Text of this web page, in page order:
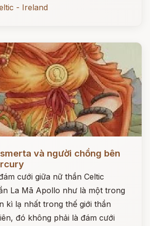
- Ireland
và người chồng bên
cưới giữa nữ thần Celtic
La Mã Apollo như là một trong
kì lạ nhất trong thế giới thần
đó không phải là đám cưới